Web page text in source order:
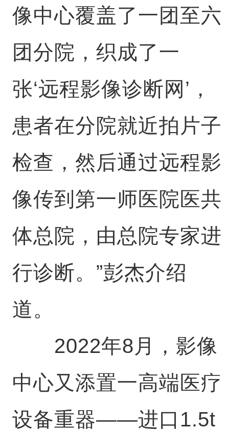
像中心覆盖了一团至六
团分院，织成了一
张‘远程影像诊断网’，
患者在分院就近拍片子
检查，然后通过远程影
像传到第一师医院医共
体总院，由总院专家进
行诊断。”彭杰介绍
道。
2022年8月，影像
中心又添置一高端医疗
设备重器——进口1.5t